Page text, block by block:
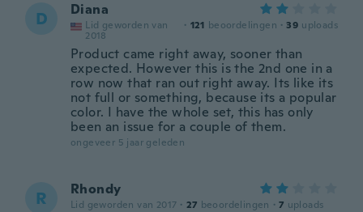
D Diana
Lid geworden van
2018
· 121 beoordelingen · 39 uploads
Product came right away, sooner than
expected. However this is the 2nd one in a
row now that ran out right away. Its like its
not full or something, because its a popular
color. I have the whole set, this has only
been an issue for a couple of them.
ongeveer 5 jaar geleden
R Rhondy
Lid geworden van 2017 · 27 beoordelingen · 7 uploads